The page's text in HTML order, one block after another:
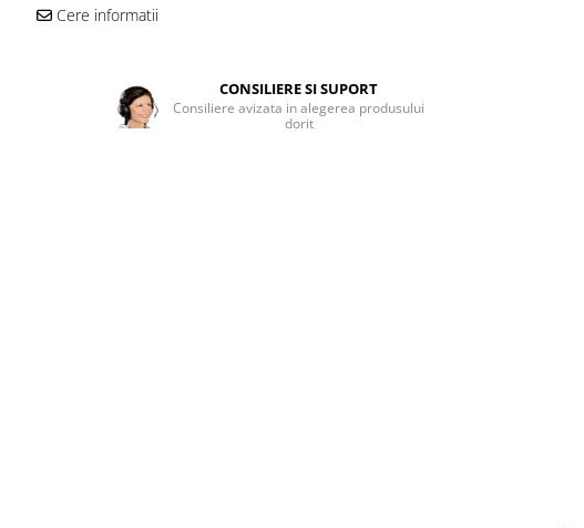
Cere informatii
CONSILIERE SI SUPORT
Consiliere avizata in alegerea produsului
dorit